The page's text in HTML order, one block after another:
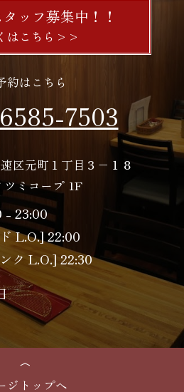
ッフ募集中！！
はこちら>>
約はこちら
7503
区元町１丁目３−１８
ツミコープ 1F
- 23:00
L.O.] 22:00
ク L.O.] 22:30
ジトップへ